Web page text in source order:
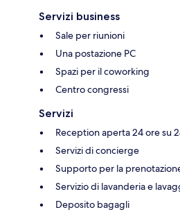
Servizi business
Sale per riunioni
Una postazione PC
Spazi per il coworking
Centro congressi
Servizi
Reception aperta 24 ore su
Servizi di concierge
Supporto per la
Servizio di lavanderia e
Deposito bagagli